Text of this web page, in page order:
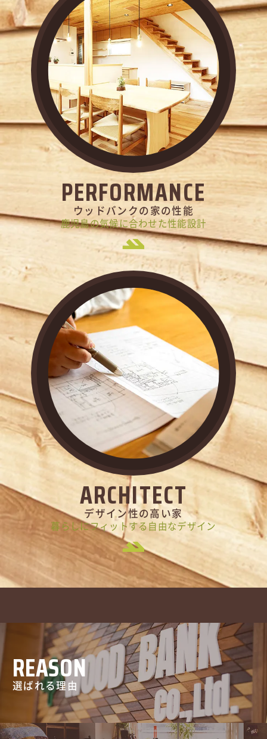
PERFORMANCE
ウッドバンクの家の性能
鹿児島の気候に合わせた性能設計
ARCHITECT
デザイン性の高い家
暮らしにフィットする自由なデザイン
REASON
選ばれる理由